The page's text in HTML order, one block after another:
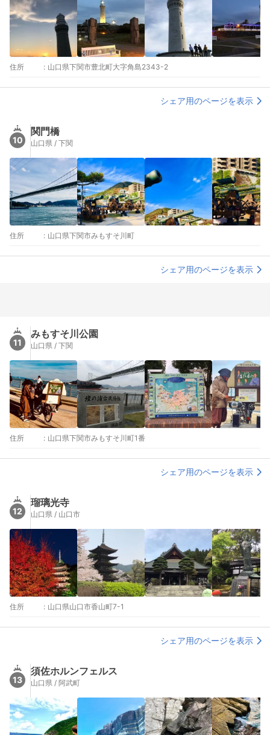
住所 : 山口県下関市豊北町大字角島2343-2
シェア用のページを表示
10
関門橋
山口県 / 下関
住所 : 山口県下関市みもすそ川町
シェア用のページを表示
11
みもすそ川公園
山口県 / 下関
住所 : 山口県下関市みもすそ川町1番
シェア用のページを表示
12
瑠璃光寺
山口県 / 山口市
住所 : 山口県山口市香山町7-1
シェア用のページを表示
13
須佐ホルンフェルス
山口県 / 阿武町